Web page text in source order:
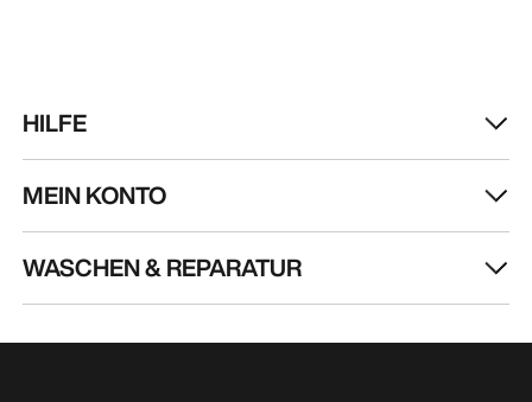
HILFE
MEIN KONTO
WASCHEN & REPARATUR